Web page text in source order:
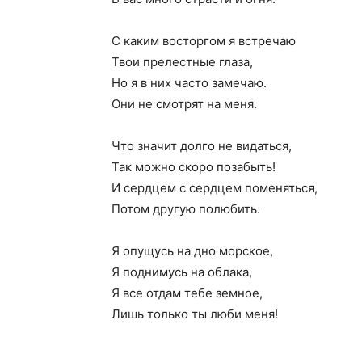
С каким восторгом я встречаю
Твои прелестные глаза,
Но я в них часто замечаю.
Они не смотрят на меня.
Что значит долго не видаться,
Так можно скоро позабыть!
И сердцем с сердцем поменяться,
Потом другую полюбить.
Я опущусь на дно морское,
Я поднимусь на облака,
Я все отдам тебе земное,
Лишь только ты люби меня!